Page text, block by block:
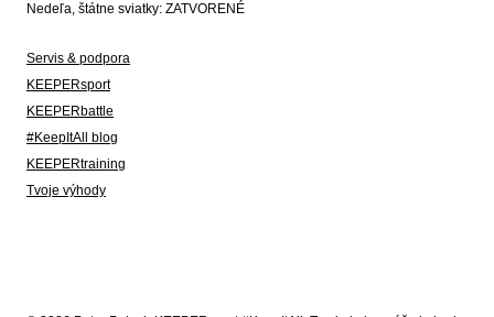
Nedeľa, štátne sviatky: ZATVORENÉ
Servis & podpora
KEEPERsport
KEEPERbattle
#KeepItAll blog
KEEPERtraining
Tvoje výhody